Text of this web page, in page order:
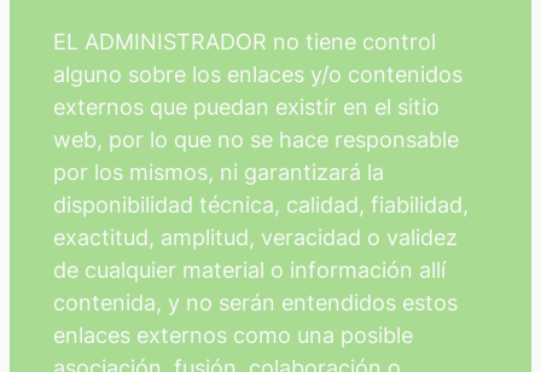
EL ADMINISTRADOR no tiene control
alguno sobre los enlaces y/o contenidos
externos que puedan existir en el sitio
web, por lo que no se hace responsable
por los mismos, ni garantizará la
disponibilidad técnica, calidad, fiabilidad,
exactitud, amplitud, veracidad o validez
de cualquier material o información allí
contenida, y no serán entendidos estos
enlaces externos como una posible